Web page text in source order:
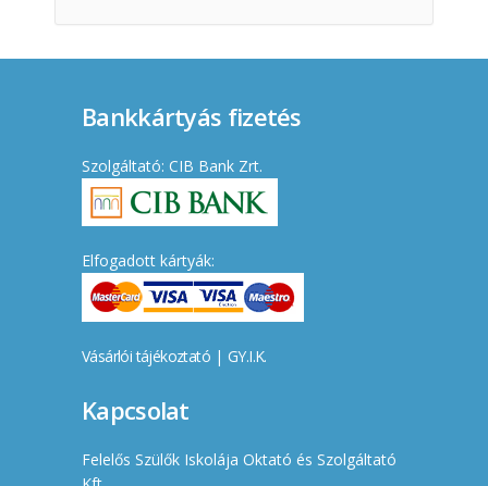
Bankkártyás fizetés
Szolgáltató: CIB Bank Zrt.
Elfogadott kártyák:
Vásárlói tájékoztató | GY.I.K.
Kapcsolat
Felelős Szülők Iskolája Oktató és Szolgáltató